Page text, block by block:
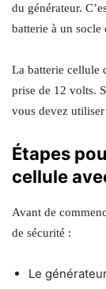
du générateur.
batterie à un socle
La batterie cellule
prise de 12 volts.
vous devez utiliser
Étapes
cellule
Avant de
de sécurité :
Le